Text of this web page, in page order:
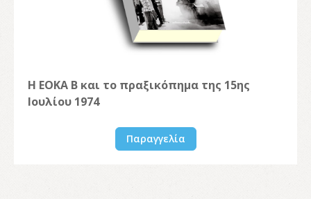
Η ΕΟΚΑ Β και το πραξικόπημα της 15ης
Ιουλίου 1974
Παραγγελία